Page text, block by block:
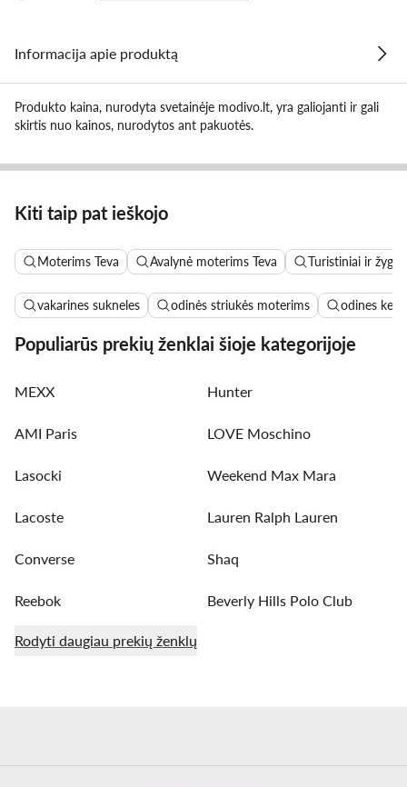
Informacija apie produktą
Produkto kaina, nurodyta svetainėje modivo.lt, yra galiojanti ir gali
skirtis nuo kainos, nurodytos ant pakuotės.
Kiti taip pat ieškojo
Moterims Teva Avalynė moterims Teva Turistiniai ir
vakarines sukneles odinės striukės moterims odines
Populiarūs prekių ženklai šioje kategorijoje
MEXX Hunter
AMI Paris LOVE Moschino
Lasocki Weekend Max Mara
Lacoste Lauren Ralph Lauren
Converse Shaq
Reebok Beverly Hills Polo Club
Rodyti daugiau prekių ženklų